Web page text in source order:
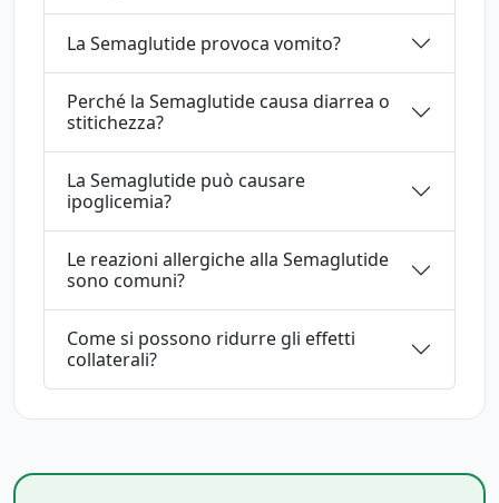
La Semaglutide provoca vomito?
Perché la Semaglutide causa diarrea o
stitichezza?
La Semaglutide può causare
ipoglicemia?
Le reazioni allergiche alla Semaglutide
sono comuni?
Come si possono ridurre gli effetti
collaterali?